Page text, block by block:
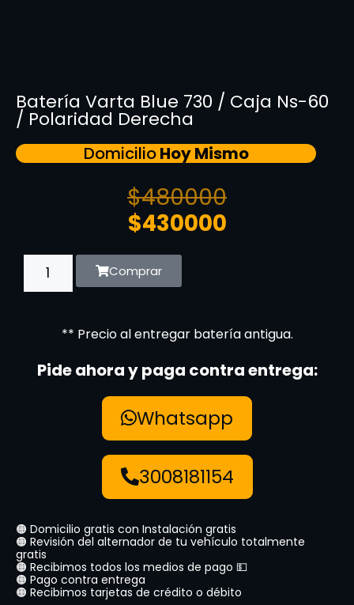
Batería Varta Blue 730 / Caja Ns-60
/ Polaridad Derecha
DomicilioHoy Mismo
$480000
$430000
Comprar
** Precio al entregar batería antigua.
Pide ahora y paga contra entrega:
Whatsapp
3008181154
🟠 Domicilio gratis con Instalación gratis
🟠 Revisión del alternador de tu vehículo totalmente
gratis
🟠 Recibimos todos los medios de pago 💵
🟠 Pago contra entrega
🟠 Recibimos tarjetas de crédito o débito